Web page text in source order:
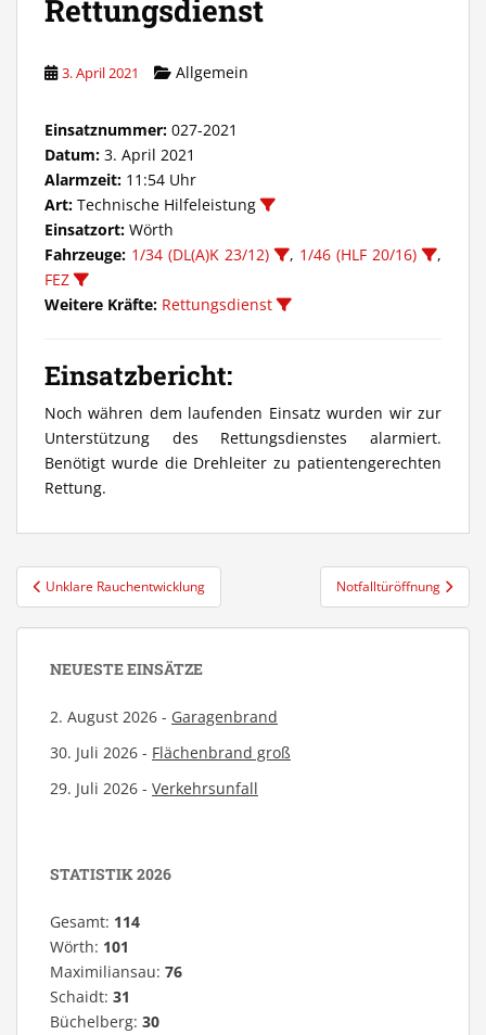
Rettungsdienst
3. April 2021 Allgemein
Einsatznummer: 027-2021
Datum: 3. April 2021
Alarmzeit: 11:54 Uhr
Art: Technische Hilfeleistung
Einsatzort: Wörth
Fahrzeuge: 1/34 (DL(A)K 23/12) , 1/46 (HLF 20/16)
,
FEZ
Weitere Kräfte: Rettungsdienst
Einsatzbericht:
Noch währen dem laufenden Einsatz wurden wir zur
Unterstützung des Rettungsdienstes alarmiert.
Benötigt wurde die Drehleiter zu patientengerechten
Rettung.
Beitragsnavigation
Unklare Rauchentwicklung Notfalltüröffnung
NEUESTE EINSÄTZE
2. August 2026 - Garagenbrand
30. Juli 2026 - Flächenbrand groß
29. Juli 2026 - Verkehrsunfall
STATISTIK 2026
Gesamt: 114
Wörth: 101
Maximiliansau: 76
Schaidt: 31
Büchelberg: 30